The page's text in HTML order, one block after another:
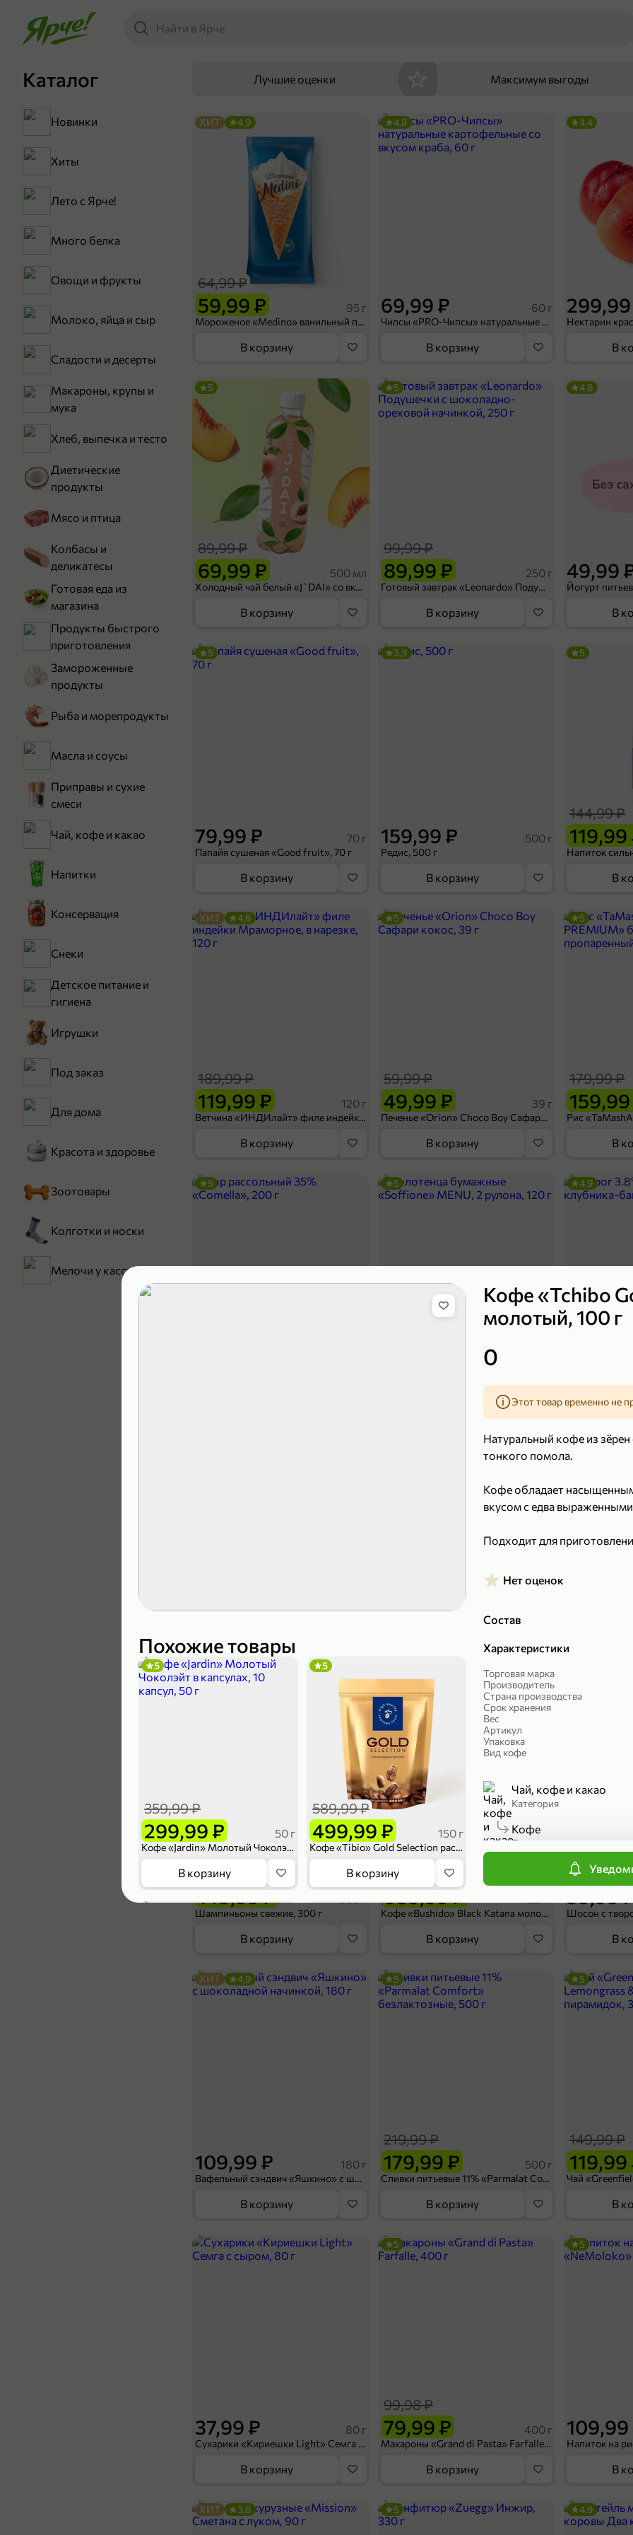
Похожие товары
299,99 ₽
359,99 ₽
50 г
Кофе «Jardin» Молотый Чоколэйт в капсулах, 10 капсул, 50 г
5
В корзину
499,99 ₽
589,99 ₽
150 г
Кофе «Tibio» Gold Selection растворимый, 150 г
5
В корзину
Кофе «Tchibo
молотый, 100 г
0
Этот товар временно не
Натуральный кофе из
тонкого помола.
Кофе обладает
вкусом с едва
Подходит для
Нет оценок
Состав
Характеристики
Торговая марка
Производитель
Страна производства
Срок хранения
Вес
Артикул
Упаковка
Вид кофе
Чай, кофе и какао
Категория
Кофе
Подкатегория
Каталог
Новинки
Хиты
Лето с Ярче!
Много белка
Овощи и фрукты
Молоко, яйца и сыр
Сладости и десерты
Макароны, крупы и
мука
Хлеб, выпечка и тесто
Диетические
продукты
Мясо и птица
Колбасы и
деликатесы
Готовая еда из
магазина
Продукты быстрого
приготовления
Замороженные
продукты
Рыба и морепродукты
Масла и соусы
Приправы и сухие
смеси
Чай, кофе и какао
Напитки
Консервация
Снеки
Детское питание и
гигиена
Игрушки
Под заказ
Для дома
Красота и здоровье
Зоотовары
Колготки и носки
Мелочи у кассы
Лучшие оценки Максимум выгоды
59,99 ₽
64,99 ₽
95 г
Мороженое «Medino» ванильный пломбир в рожке, 95 г
ХИТ 4,9
В корзину
69,99 ₽ 60 г
Чипсы «PRO-Чипсы» натуральные картофельные со вкусом краба, 60 г
4,8
В корзину
Нектарин
4,4
В
69,99 ₽
89,99 ₽
500 мл
Холодный чай белый «J`DAI» со вкусом белого персика, 500 мл
5
В корзину
89,99 ₽
99,99 ₽
250 г
Готовый завтрак «Leonardo» Подушечки с шоколадно-ореховой начинкой, 250 г
5
В корзину
49,99
4,8
В
79,99 ₽ 70 г
Папайя сушеная «Good fruit», 70 г
5
В корзину
159,99 ₽ 500 г
Редис, 500 г
3,9
В корзину
119,99
144,99 ₽
5
В
119,99 ₽
189,99 ₽
120 г
Ветчина «ИНДИлайт» филе индейки Мраморное, в нарезке, 120 г
ХИТ 4,6
В корзину
49,99 ₽
59,99 ₽
39 г
Печенье «Orion» Choco Boy Сафари кокос, 39 г
5
В корзину
179,99 ₽
5
В
5
Полотенца бумажные «Soffione» MENU, 2 рулона, 120 г
5 4,9
В
189,99 ₽
В корзину
299,99 ₽
Манго «Good fruit» резаное, 300 г
149,99 ₽
169,99 ₽
Шампиньоны свежие, 300 г
В корзину
689,99 ₽
839,99 ₽
Кофе «Bushido» Black Katana молотый, 227 г
В корзину
59,99
В
109,99 ₽ 180 г
Вафельный сэндвич «Яшкино» с шоколадной начинкой, 180 г
ХИТ 4,9
В корзину
179,99 ₽
219,99 ₽
500 г
Сливки питьевые 11% «Parmalat Comfort» безлактозные, 500 г
5
В корзину
119,99
149,99 ₽
5
В
37,99 ₽ 80 г
Сухарики «Кириешки Light» Семга с сыром, 80 г
В корзину
79,99 ₽
99,98 ₽
400 г
Макароны «Grand di Pasta» Farfalle, 400 г
5
В корзину
109,99
5
В
ХИТ 3,8 5 4,9